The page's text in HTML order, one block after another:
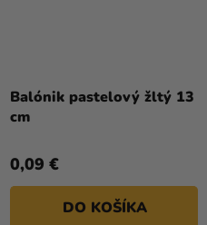
Balónik pastelový žltý 13
cm
0,09 €
DO KOŠÍKA